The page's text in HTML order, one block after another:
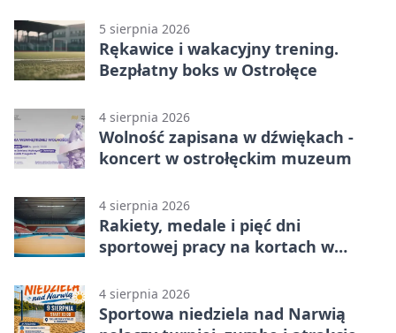
5 sierpnia 2026
Rękawice i wakacyjny trening.
Bezpłatny boks w Ostrołęce
4 sierpnia 2026
Wolność zapisana w dźwiękach -
koncert w ostrołęckim muzeum
4 sierpnia 2026
Rakiety, medale i pięć dni
sportowej pracy na kortach w
4 sierpnia 2026
Sportowa niedziela nad Narwią